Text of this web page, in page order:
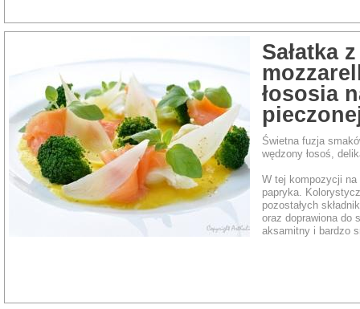
Sałatka
łososia
Świetna fuzja
wędzony łosoś,
W tej kompozycji na
papryka.
pozostałych
oraz doprawiona do
aksamitny i bardzo